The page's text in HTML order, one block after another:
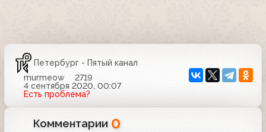
Петербург - Пятый канал
murmeow
2719
4 сентября 2020, 00:07
Есть проблема?
Комментарии 0